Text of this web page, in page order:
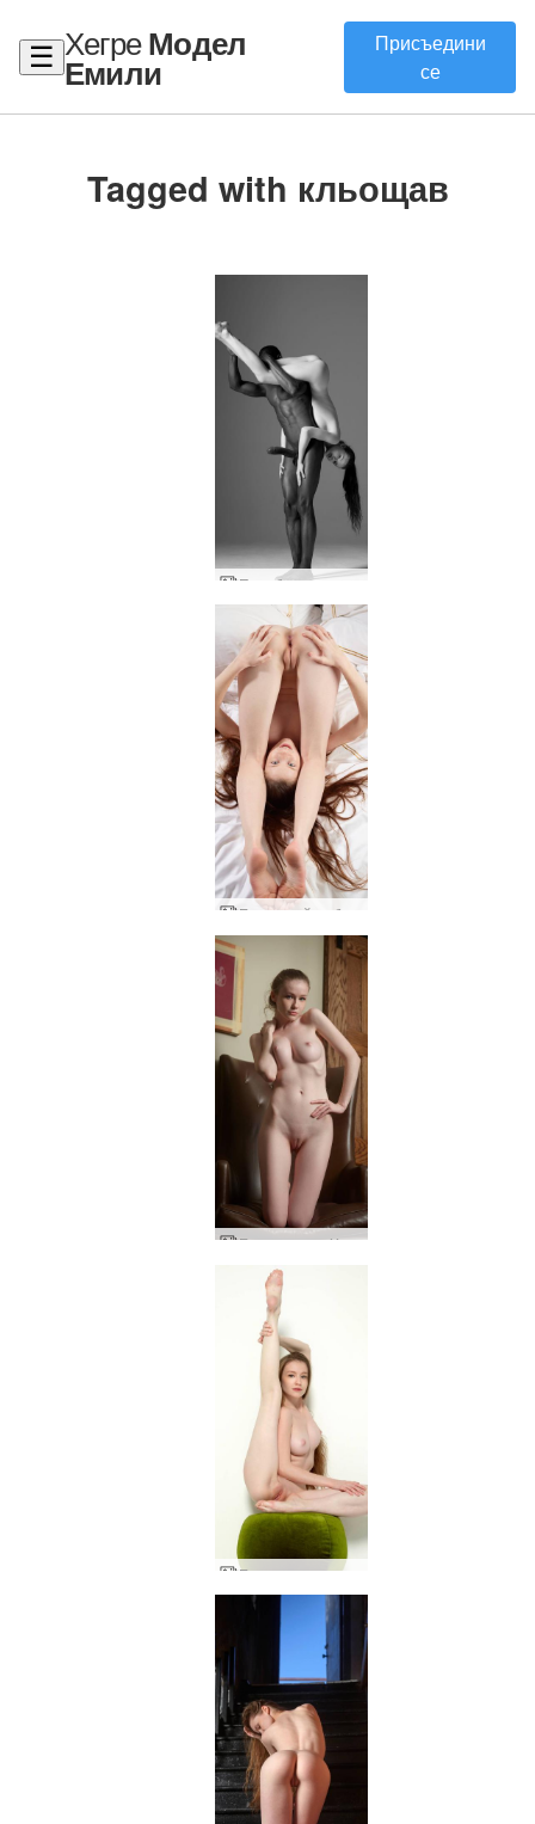
☰ ХегреМодел
Емили
Присъедини
се
Tagged with кльощав
Подобрена среща
Емили хотел Холивуд Рузвелт